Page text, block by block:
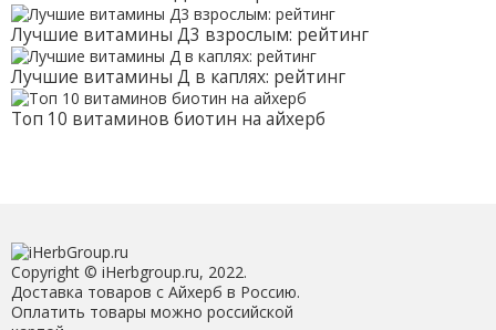
Лучшие витамины Д3 взрослым: рейтинг
Лучшие витамины Д в каплях: рейтинг
Топ 10 витаминов биотин на айхерб
Copyright © iHerbgroup.ru, 2022.
Доставка товаров с Айхерб в Россию.
Оплатить товары можно российской